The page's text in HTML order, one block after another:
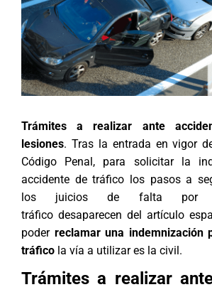
Trámites a realizar ante
lesiones. Tras la entrada en vigor
Código Penal, para solicitar la
accidente de tráfico los pasos a
los juicios de falta por
tráfico desaparecen del artículo
poder reclamar una indemnización
tráfico la vía a utilizar es la civil.
Trámites a realizar